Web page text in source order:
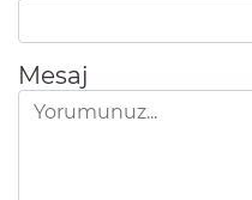
Mesaj